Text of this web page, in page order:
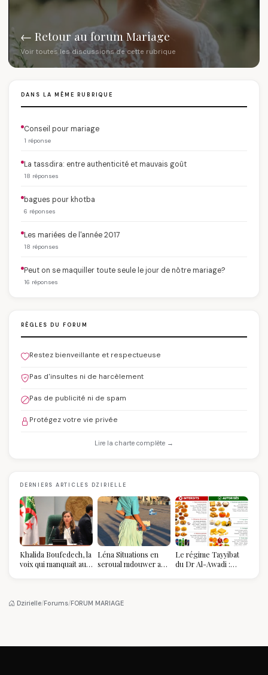
← Retour au forum Mariage
Voir toutes les discussions de cette rubrique
DANS LA MÊME RUBRIQUE
Conseil pour mariage
1 réponse
La tassdira: entre authenticité et mauvais goût
18 réponses
bagues pour khotba
6 réponses
Les mariées de l'année 2017
18 réponses
Peut on se maquiller toute seule le jour de nôtre mariage?
16 réponses
RÈGLES DU FORUM
Restez bienveillante et respectueuse
Pas d'insultes ni de harcèlement
Pas de publicité ni de spam
Protégez votre vie privée
Lire la charte complète →
DERNIERS ARTICLES DZIRIELLE
Khalida Boufedech, la
voix qui manquait au
Léna Situations en
seroual mdouwer au
pièce mode de l'été
Le régime Tayyibat
du Dr Al-Awadi :
Dzirielle/Forums/FORUM MARIAGE